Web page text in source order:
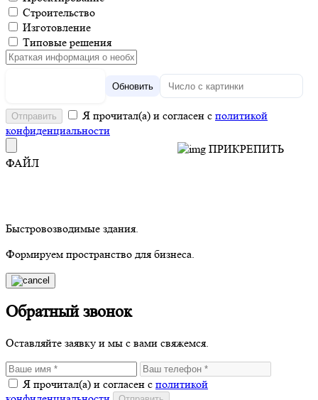
Строительство
Изготовление
Типовые решения
Обновить
Я прочитал(а) и согласен с политикой
конфиденциальности
ПРИКРЕПИТЬ
ФАЙЛ
Быстровозводимые здания.
Формируем пространство для бизнеса.
Обратный звонок
Оставляйте заявку и мы с вами свяжемся.
Я прочитал(а) и согласен с политикой